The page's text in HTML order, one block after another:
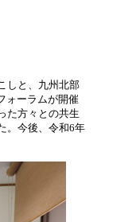
しと、九州北部
ォーラムが開催
た方々との共生
。今後、令和6年